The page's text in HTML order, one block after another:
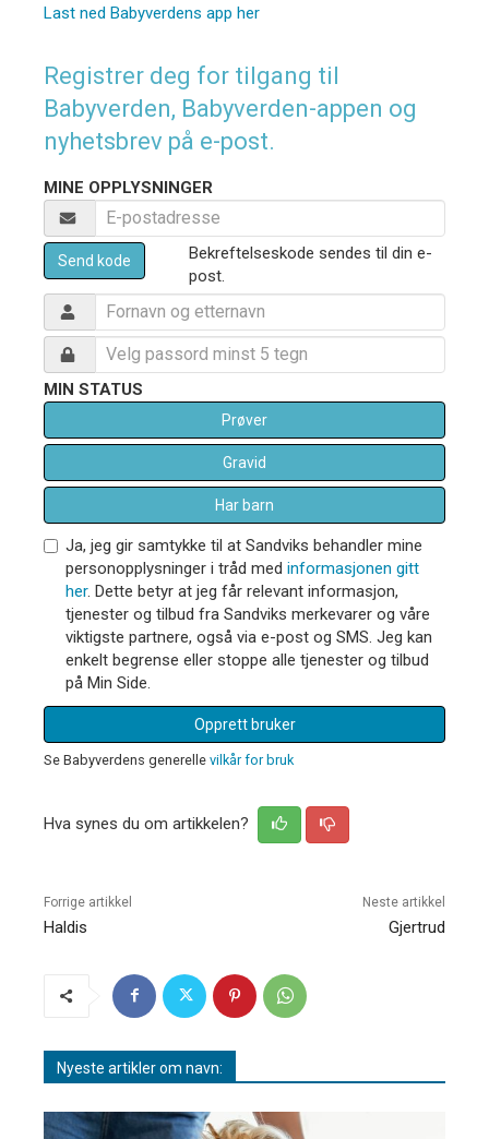
Last ned Babyverdens app her
Registrer deg for tilgang til
Babyverden, Babyverden-appen og
nyhetsbrev på e-post.
MINE OPPLYSNINGER
Send kode
Bekreftelseskode sendes til din e-
post.
MIN STATUS
Prøver
Gravid
Har barn
Ja, jeg gir samtykke til at Sandviks behandler mine
personopplysninger i tråd med informasjonen gitt
her. Dette betyr at jeg får relevant informasjon,
tjenester og tilbud fra Sandviks merkevarer og våre
viktigste partnere, også via e-post og SMS. Jeg kan
enkelt begrense eller stoppe alle tjenester og tilbud
på Min Side.
Opprett bruker
Se Babyverdens generelle vilkår for bruk
Hva synes du om artikkelen?
Forrige artikkel
Haldis
Neste artikkel
Gjertrud
Nyeste artikler om navn: